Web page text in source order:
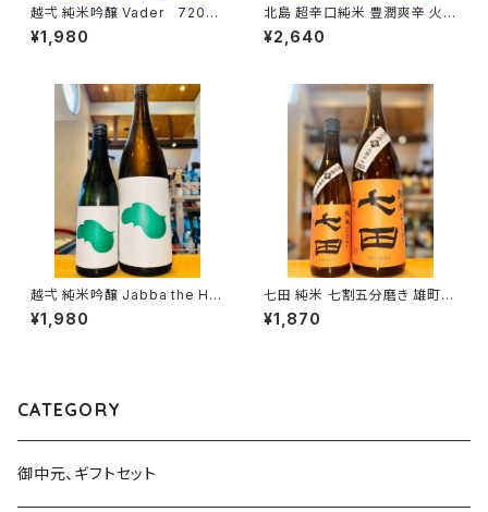
越弌 純米吟醸 Vader 720ml
１本（株式会社越後鶴亀・新潟県
新潟市西蒲区竹野町）
¥1,980
北島 超辛口純米 豊潤爽辛 火入
1800ml１本（北島酒造・滋賀県
湖南市針）
¥2,640
越弌 純米吟醸 Jabba the H
720ml１本（株式会社越後鶴
亀・新潟県新潟市西蒲区竹野
¥1,980
七田 純米 七割五分磨き 雄町
無濾過生 720ml１本（天山酒
造・佐賀県小城市小城町）
¥1,870
CATEGORY
御中元、ギフトセット